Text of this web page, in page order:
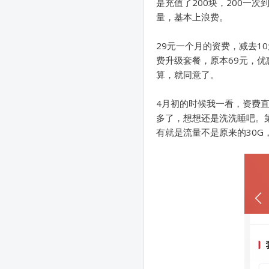
量，基本上浪费。
29元一个月的资费，减去
费升级套餐，原本69元，
算，就同意了。
4月初的时候我一看，资费
多了，想想还是洗洗睡吧
有就是流量不是原来的30G